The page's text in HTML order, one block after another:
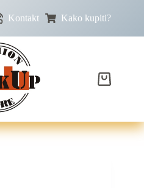
Kontakt Kako kupiti?